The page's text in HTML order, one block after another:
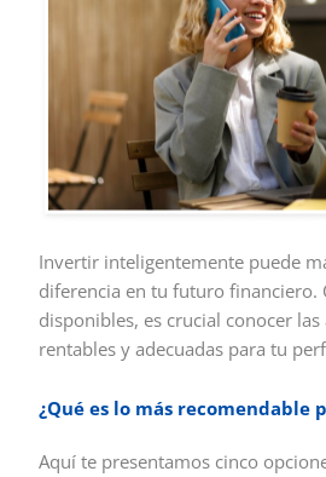
Invertir inteligentemente puede
diferencia en tu futuro financiero.
disponibles, es crucial conocer
rentables y adecuadas para tu
¿Qué es lo más recomendable
Aquí te presentamos cinco